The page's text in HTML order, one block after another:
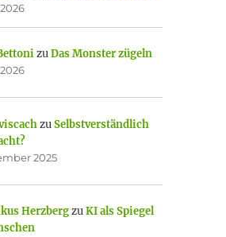
zuDas Monster zügeln
zuSelbstverständlich
2025
HerzbergzuKI als Spiegel